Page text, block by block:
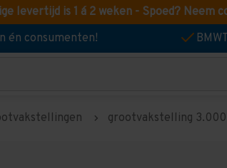
levertijd is 1 á 2 weken - Spoed? Neem
én consumenten!
grootvakstelling 3.000